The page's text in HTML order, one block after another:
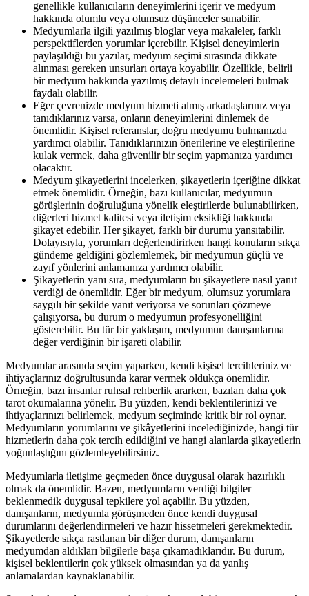
genellikle kullanıcıların deneyimlerini içerir ve medyum
hakkında olumlu veya olumsuz düşünceler sunabilir.
Medyumlarla ilgili yazılmış bloglar veya makaleler, farklı
perspektiflerden yorumlar içerebilir. Kişisel deneyimlerin
paylaşıldığı bu yazılar, medyum seçimi sırasında dikkate
alınması gereken unsurları ortaya koyabilir. Özellikle, belirli
bir medyum hakkında yazılmış detaylı incelemeleri bulmak
faydalı olabilir.
Eğer çevrenizde medyum hizmeti almış arkadaşlarınız veya
tanıdıklarınız varsa, onların deneyimlerini dinlemek de
önemlidir. Kişisel referanslar, doğru medyumu bulmanızda
yardımcı olabilir. Tanıdıklarınızın önerilerine ve eleştirilerine
kulak vermek, daha güvenilir bir seçim yapmanıza yardımcı
olacaktır.
Medyum şikayetlerini incelerken, şikayetlerin içeriğine dikkat
etmek önemlidir. Örneğin, bazı kullanıcılar, medyumun
görüşlerinin doğruluğuna yönelik eleştirilerde bulunabilirken,
diğerleri hizmet kalitesi veya iletişim eksikliği hakkında
şikayet edebilir. Her şikayet, farklı bir durumu yansıtabilir.
Dolayısıyla, yorumları değerlendirirken hangi konuların sıkça
gündeme geldiğini gözlemlemek, bir medyumun güçlü ve
zayıf yönlerini anlamanıza yardımcı olabilir.
Şikayetlerin yanı sıra, medyumların bu şikayetlere nasıl yanıt
verdiği de önemlidir. Eğer bir medyum, olumsuz yorumlara
saygılı bir şekilde yanıt veriyorsa ve sorunları çözmeye
çalışıyorsa, bu durum o medyumun profesyonelliğini
gösterebilir. Bu tür bir yaklaşım, medyumun danışanlarına
değer verdiğinin bir işareti olabilir.
Medyumlar arasında seçim yaparken, kendi kişisel tercihleriniz ve
ihtiyaçlarınız doğrultusunda karar vermek oldukça önemlidir.
Örneğin, bazı insanlar ruhsal rehberlik ararken, bazıları daha çok
tarot okumalarına yönelir. Bu yüzden, kendi beklentilerinizi ve
ihtiyaçlarınızı belirlemek, medyum seçiminde kritik bir rol oynar.
Medyumların yorumlarını ve şikâyetlerini incelediğinizde, hangi tür
hizmetlerin daha çok tercih edildiğini ve hangi alanlarda şikayetlerin
yoğunlaştığını gözlemleyebilirsiniz.
Medyumlarla iletişime geçmeden önce duygusal olarak hazırlıklı
olmak da önemlidir. Bazen, medyumların verdiği bilgiler
beklenmedik duygusal tepkilere yol açabilir. Bu yüzden,
danışanların, medyumla görüşmeden önce kendi duygusal
durumlarını değerlendirmeleri ve hazır hissetmeleri gerekmektedir.
Şikayetlerde sıkça rastlanan bir diğer durum, danışanların
medyumdan aldıkları bilgilerle başa çıkamadıklarıdır. Bu durum,
kişisel beklentilerin çok yüksek olmasından ya da yanlış
anlamalardan kaynaklanabilir.